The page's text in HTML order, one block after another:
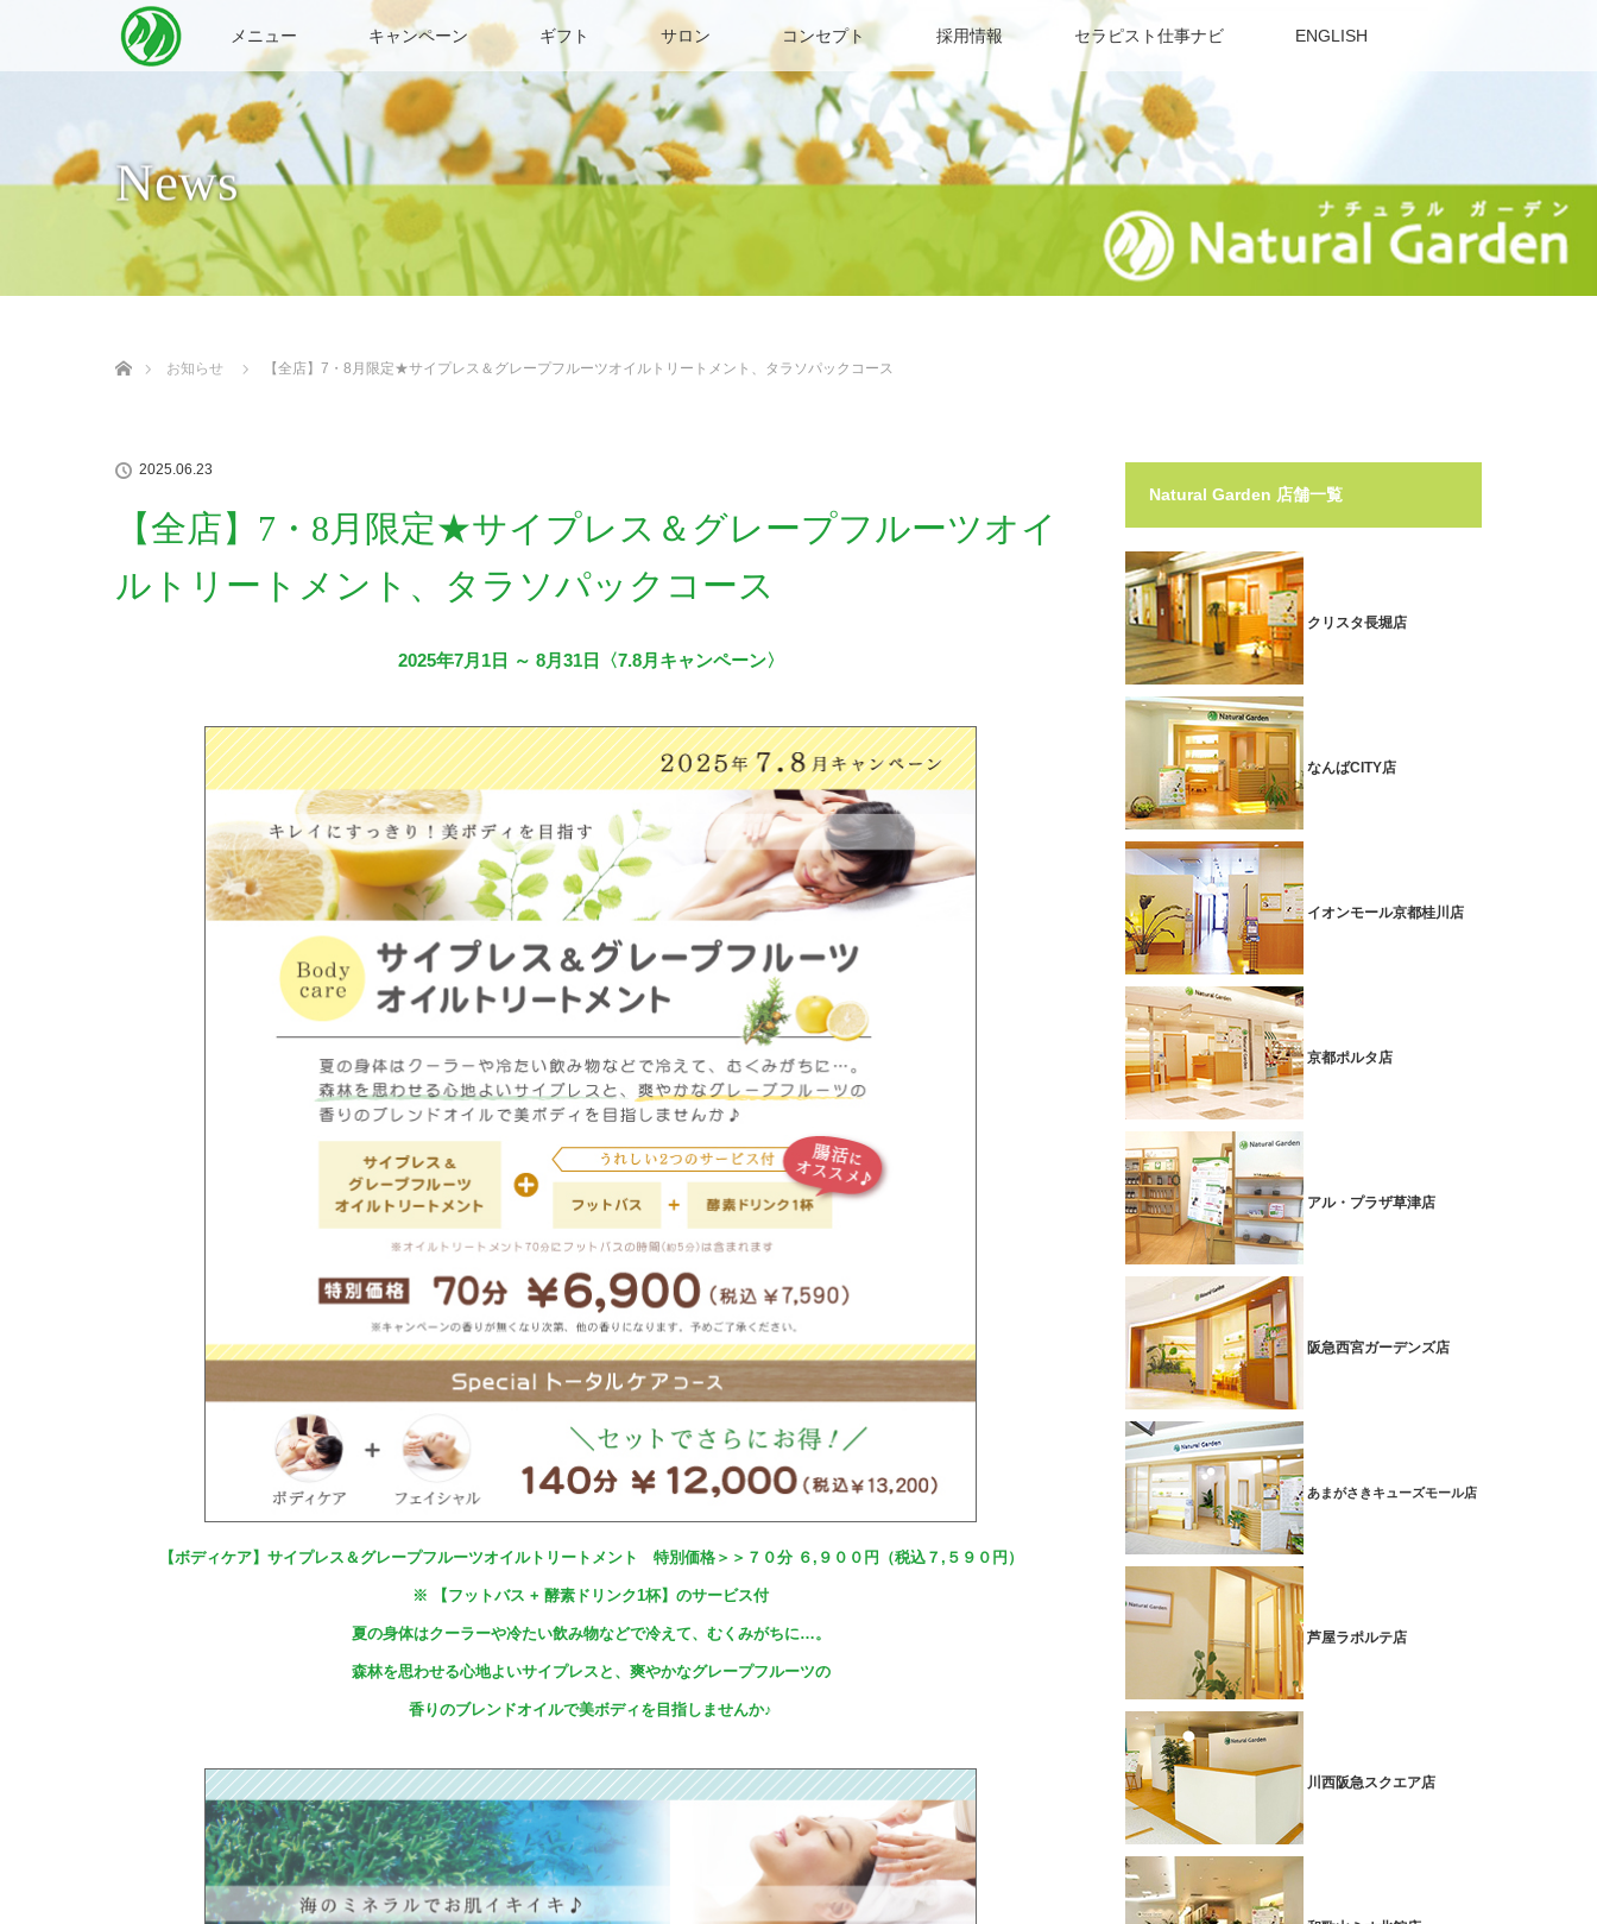
メニュー キャンペーン ギフト サロン コンセプト 採用情報 セラピスト仕事ナビ ENGLISH
News
お知らせ
【全店】7・8月限定★サイプレス＆グレープフルーツオイルトリートメント、タラソパックコース
2025.06.23
【全店】7・8月限定★サイプレス＆グレープフルーツオイ
ルトリートメント、タラソパックコース
2025年7月1日 ～ 8月31日〈7.8月キャンペーン〉
【ボディケア】サイプレス＆グレープフルーツオイルトリートメント 特別価格＞＞７０分 ６,９００円（税込７,５９０円）
※ 【フットバス + 酵素ドリンク1杯】のサービス付
夏の身体はクーラーや冷たい飲み物などで冷えて、むくみがちに…。
森林を思わせる心地よいサイプレスと、爽やかなグレープフルーツの
香りのブレンドオイルで美ボディを目指しませんか♪
Natural Garden 店舗一覧
クリスタ長堀店
なんばCITY店
イオンモール京都桂川店
京都ポルタ店
アル・プラザ草津店
阪急西宮ガーデンズ店
あまがさきキューズモール店
芦屋ラポルテ店
川西阪急スクエア店